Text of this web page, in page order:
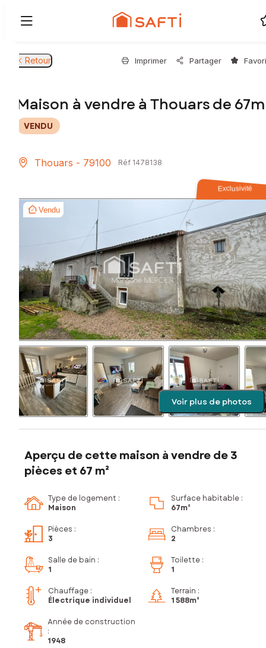
Retour Imprimer Partager
Maison à vendre à Thouars de
VENDU
Thouars - 79100 Réf 1478138
Exclusivité
Vendu
Voir plus de photos
Aperçu de cette maison à vendre de 3
pièces et 67 m²
Type de logement :
Maison
Surface habitable :
67m²
Pièces :
3
Chambres :
2
Salle de bain :
1
Toilette :
1
Chauffage :
Électrique individuel
Terrain :
1 588m²
Année de construction
:
1948